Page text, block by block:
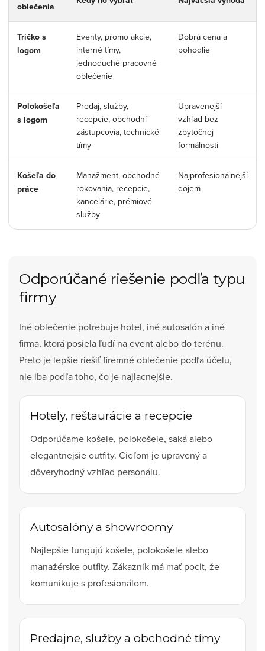
oblečenia
Tričko s
logom
Eventy, promo akcie,
interné tímy,
jednoduché pracovné
oblečenie
Dobrá cena a
pohodlie
Polokošeľa
s logom
Predaj, služby,
recepcie, obchodní
zástupcovia, technické
tímy
Upravenejší
vzhľad bez
zbytočnej
formálnosti
Košeľa do
práce
Manažment, obchodné
rokovania, recepcie,
kancelárie, prémiové
služby
Najprofesionálnejší
dojem
Odporúčané riešenie podľa typu
firmy
Iné oblečenie potrebuje hotel, iné autosalón a iné
firma, ktorá posiela ľudí na event alebo do terénu.
Preto je lepšie riešiť firemné oblečenie podľa účelu,
nie iba podľa toho, čo je najlacnejšie.
Hotely, reštaurácie a recepcie
Odporúčame košele, polokošele, saká alebo
elegantnejšie outfity. Cieľom je upravený a
dôveryhodný vzhľad personálu.
Autosalóny a showroomy
Najlepšie fungujú košele, polokošele alebo
manažérske outfity. Zákazník má mať pocit, že
komunikuje s profesionálom.
Predajne, služby a obchodné tímy